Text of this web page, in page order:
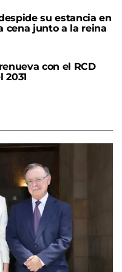
su estancia en
cena junto a la reina
con el RCD
2031